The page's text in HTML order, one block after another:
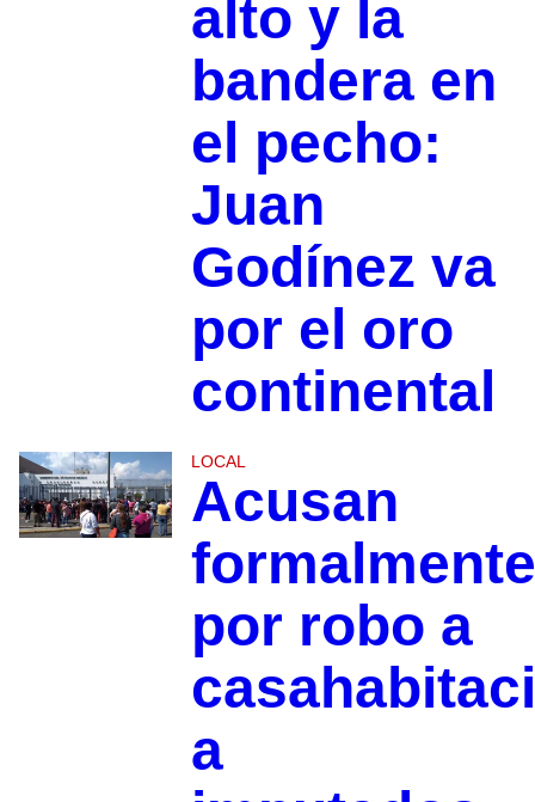
alto y la
bandera en
el pecho:
Juan
Godínez va
por el oro
continental
LOCAL
Acusan
formalmente
por robo a
a